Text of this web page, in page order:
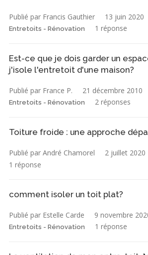
Publié par Francis Gauthier 13 juin 2020
Entretoits - Rénovation 1 réponse
Est-ce que je dois garder un
j'isole l'entretoit d'une maison?
Publié par France P. 21 décembre 2010
Entretoits - Rénovation 2 réponses
Toiture froide : une approche
Publié par André Chamorel 2 juillet 2020
1 réponse
comment isoler un toit plat?
Publié par Estelle Carde 9 novembre
Entretoits - Rénovation 1 réponse